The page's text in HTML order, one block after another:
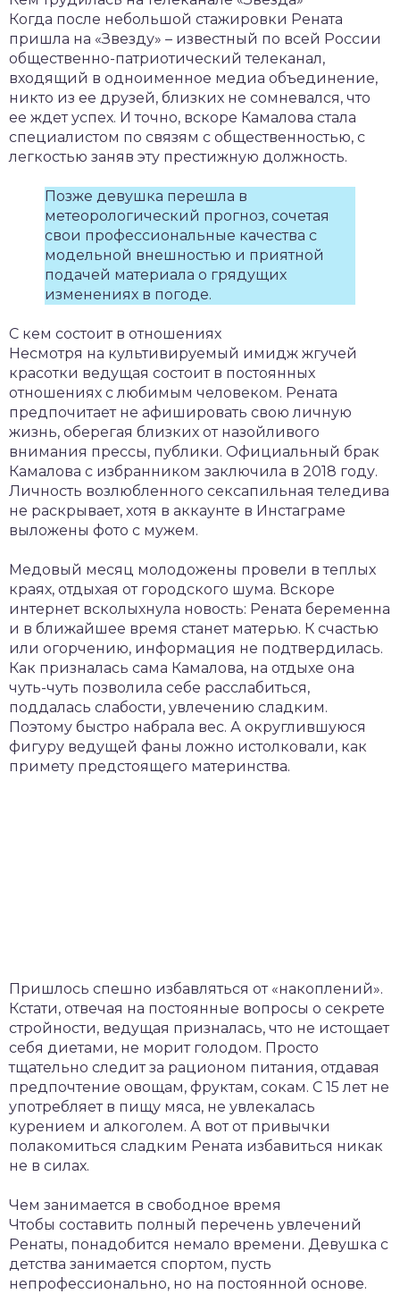
Когда после небольшой стажировки Рената
пришла на «Звезду» – известный по всей России
общественно-патриотический телеканал,
входящий в одноименное медиа объединение,
никто из ее друзей, близких не сомневался, что
ее ждет успех. И точно, вскоре Камалова стала
специалистом по связям с общественностью, с
легкостью заняв эту престижную должность.
Позже девушка перешла в
метеорологический прогноз, сочетая
свои профессиональные качества с
модельной внешностью и приятной
подачей материала о грядущих
изменениях в погоде.
С кем состоит в отношениях
Несмотря на культивируемый имидж жгучей
красотки ведущая состоит в постоянных
отношениях с любимым человеком. Рената
предпочитает не афишировать свою личную
жизнь, оберегая близких от назойливого
внимания прессы, публики. Официальный брак
Камалова с избранником заключила в 2018 году.
Личность возлюбленного сексапильная теледива
не раскрывает, хотя в аккаунте в Инстаграме
выложены фото с мужем.
Медовый месяц молодожены провели в теплых
краях, отдыхая от городского шума. Вскоре
интернет всколыхнула новость: Рената беременна
и в ближайшее время станет матерью. К счастью
или огорчению, информация не подтвердилась.
Как призналась сама Камалова, на отдыхе она
чуть-чуть позволила себе расслабиться,
поддалась слабости, увлечению сладким.
Поэтому быстро набрала вес. А округлившуюся
фигуру ведущей фаны ложно истолковали, как
примету предстоящего материнства.
Пришлось спешно избавляться от «накоплений».
Кстати, отвечая на постоянные вопросы о секрете
стройности, ведущая призналась, что не истощает
себя диетами, не морит голодом. Просто
тщательно следит за рационом питания, отдавая
предпочтение овощам, фруктам, сокам. С 15 лет не
употребляет в пищу мяса, не увлекалась
курением и алкоголем. А вот от привычки
полакомиться сладким Рената избавиться никак
не в силах.
Чем занимается в свободное время
Чтобы составить полный перечень увлечений
Ренаты, понадобится немало времени. Девушка с
детства занимается спортом, пусть
непрофессионально, но на постоянной основе.